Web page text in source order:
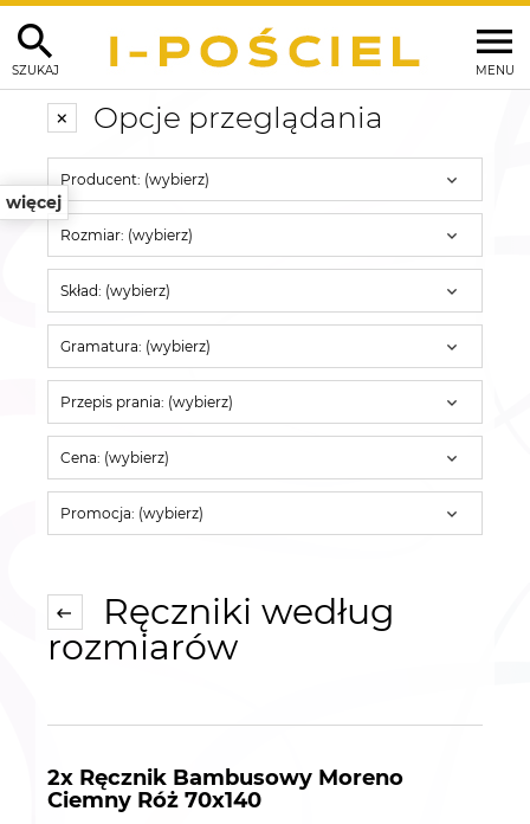
MENU
SZUKAJ
więcej
Opcje przeglądania
Producent: (wybierz)
Rozmiar: (wybierz)
Skład: (wybierz)
Gramatura: (wybierz)
Przepis prania: (wybierz)
Cena: (wybierz)
Promocja: (wybierz)
Ręczniki według
rozmiarów
2x Ręcznik Bambusowy Moreno
Ciemny Róż 70x140